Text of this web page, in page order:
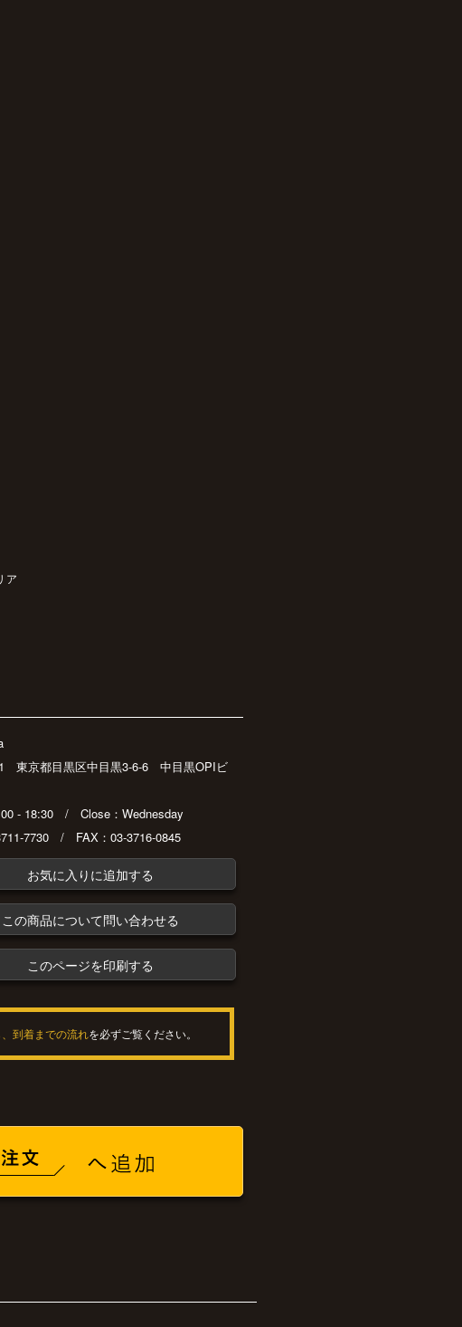
ア
東京都目黒区中目黒3-6-6 中目黒OPIビ
- 18:30 / Close：Wednesday
7730 / FAX：03-3716-0845
お気に入りに追加する
この商品について問い合わせる
このページを印刷する
到着までの流れを必ずご覧ください。